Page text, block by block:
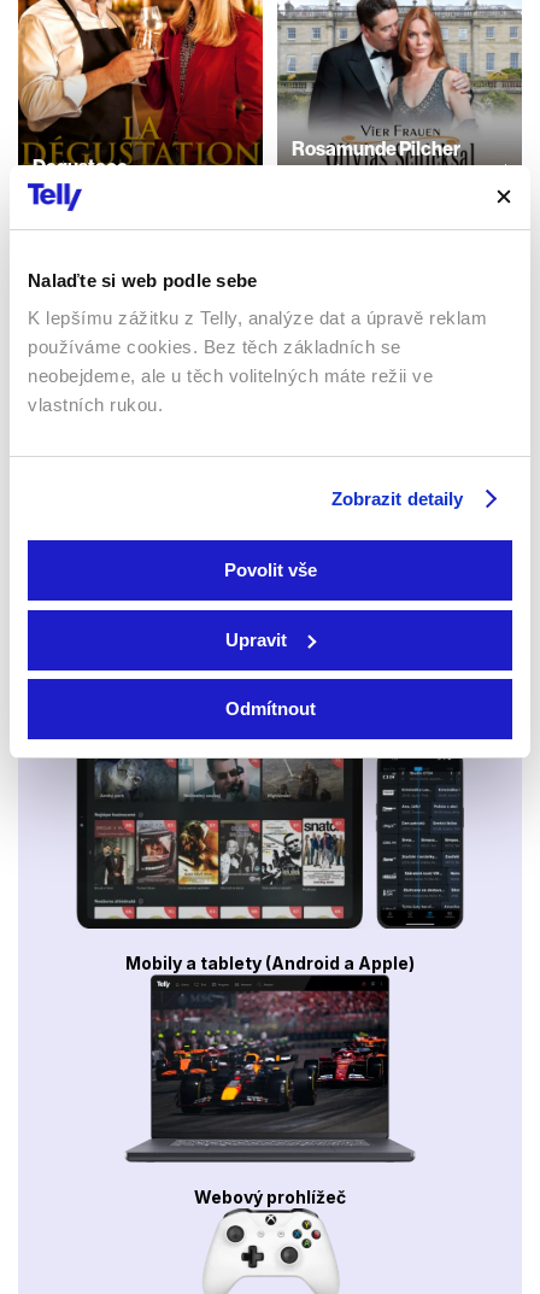
Nalaďte si web podle sebe
K lepšímu zážitku z Telly, analýze dat a úpravě reklam
používáme cookies. Bez těch základních se
neobejdeme, ale u těch volitelných máte režii ve
vlastních rukou.
Zobrazit detaily
Povolit vše
Upravit
Odmítnout
Degustace
2022 | Francie | 88 min
Filmy / Komedie / Romantický
Rosamunde Pilcher
Sledujte kdekoliv až na 6 zařízeních
Sledovat internetovou televizi jde odkudkoliv
po celé EU, a to až na 6 zařízeních.
Smart TV - Android, Google, Samsung, LG, VIDAA
Mobily a tablety (Android a Apple)
Webový prohlížeč